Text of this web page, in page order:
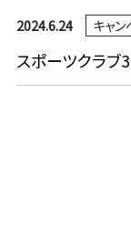
スポーツクラブ
2024.6.24 キャ